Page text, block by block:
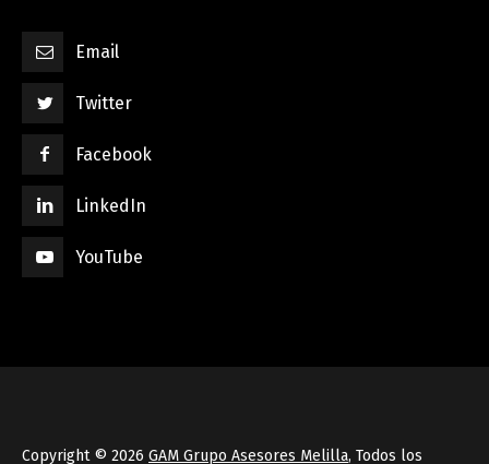
Email
Twitter
Facebook
LinkedIn
YouTube
Copyright © 2026 GAM Grupo Asesores Melilla, Todos los